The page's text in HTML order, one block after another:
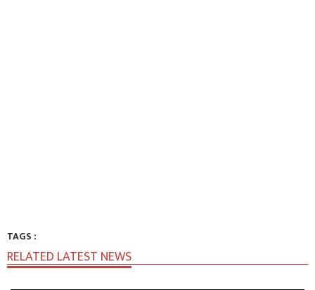
TAGS :
RELATED LATEST NEWS